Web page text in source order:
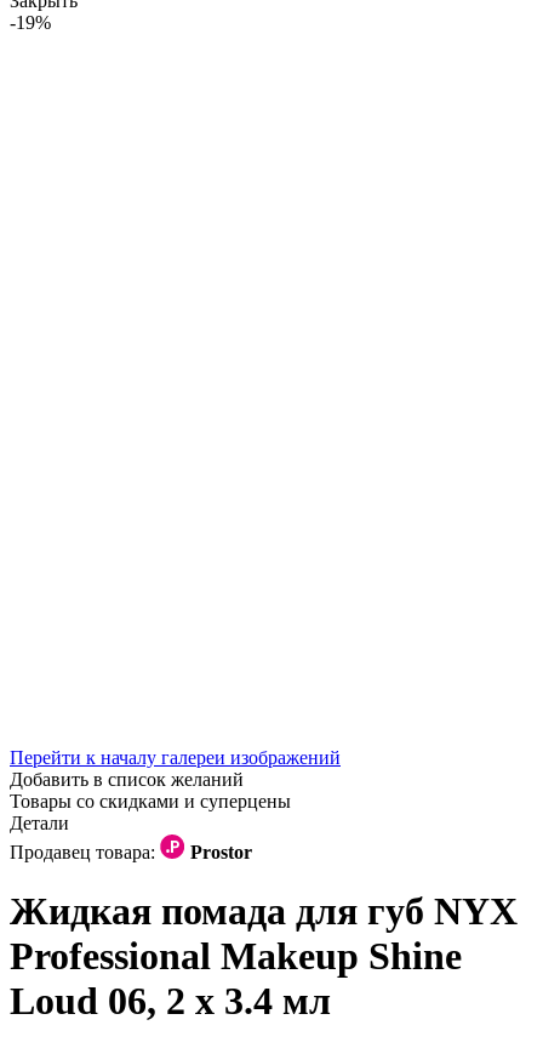
-19%
Перейти к началу галереи изображений
Добавить в список желаний
Товары со скидками и суперцены
Детали
Продавец товара:
Prostor
Жидкая помада для губ NYX
Professional Makeup Shine
Loud 06, 2 х 3.4 мл